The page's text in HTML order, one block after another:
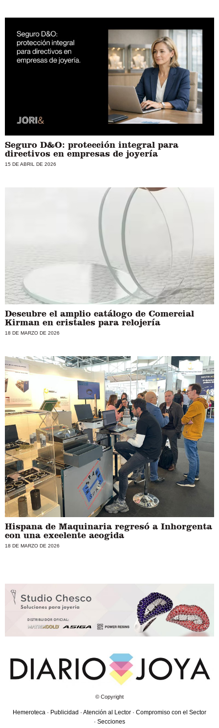
Seguro D&O: protección integral para
directivos en empresas de joyería
15 DE ABRIL DE 2026
Descubre el amplio catálogo de Comercial
Kirman en cristales para relojería
18 DE MARZO DE 2026
Hispana de Maquinaria regresó a Inhorgenta
con una excelente acogida
18 DE MARZO DE 2026
© Copyright
Hemeroteca · Publicidad · Atención al Lector · Compromiso con el Sector
· Secciones